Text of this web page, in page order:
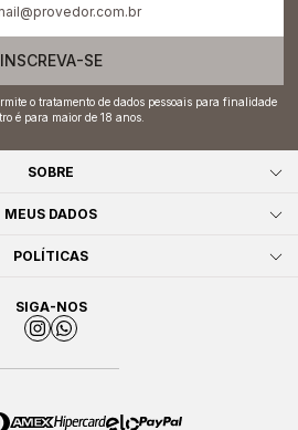
INSCREVA-SE
o tratamento de dados pessoais para finalidade
é para maior de 18 anos.
SOBRE
MEUS DADOS
POLÍTICAS
SIGA-NOS